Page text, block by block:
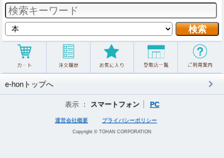
e-honトップへ
表示 ： スマートフォン PC
運営会社概要 プライバシーポリシー
Copyright © TOHAN CORPORATION